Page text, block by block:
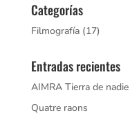
Categorías
Filmografía(17)
Entradas recientes
AIMRA Tierra de nadie
Quatre raons